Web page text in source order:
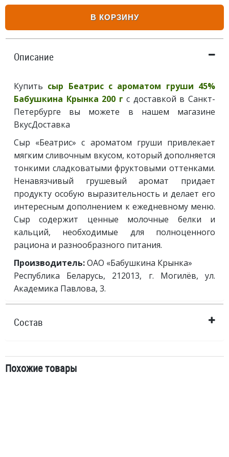
В КОРЗИНУ
Описание
Купить сыр Беатрис с ароматом груши 45%
Бабушкина Крынка 200 г с доставкой в Санкт-
Петербурге вы можете в нашем магазине
ВкусДоставка
Сыр «Беатрис» с ароматом груши привлекает
мягким сливочным вкусом, который дополняется
тонкими сладковатыми фруктовыми оттенками.
Ненавязчивый грушевый аромат придает
продукту особую выразительность и делает его
интересным дополнением к ежедневному меню.
Сыр содержит ценные молочные белки и
кальций, необходимые для полноценного
рациона и разнообразного питания.
Производитель:ОАО «Бабушкина Крынка»
Республика Беларусь, 212013, г. Могилёв, ул.
Академика Павлова, 3.
Состав
Похожие товары